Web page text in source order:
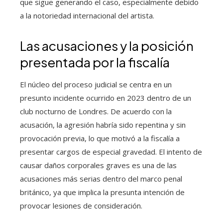
que sigue generando el caso, especialmente debido
a la notoriedad internacional del artista.
Las acusaciones y la posición
presentada por la fiscalía
El núcleo del proceso judicial se centra en un
presunto incidente ocurrido en 2023 dentro de un
club nocturno de Londres. De acuerdo con la
acusación, la agresión habría sido repentina y sin
provocación previa, lo que motivó a la fiscalía a
presentar cargos de especial gravedad. El intento de
causar daños corporales graves es una de las
acusaciones más serias dentro del marco penal
británico, ya que implica la presunta intención de
provocar lesiones de consideración.